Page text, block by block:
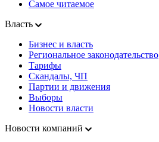
Самое читаемое
Власть
Бизнес и власть
Региональное законодательство
Тарифы
Скандалы, ЧП
Партии и движения
Выборы
Новости власти
Новости компаний